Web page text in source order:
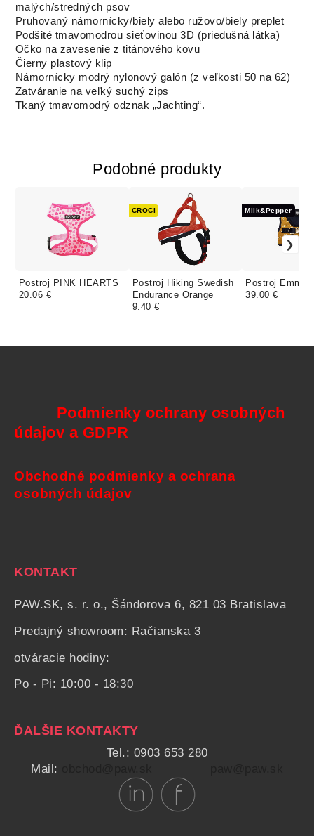
malých/stredných psov
Pruhovaný námornícky/biely alebo ružovo/biely preplet
Podšité tmavomodrou sieťovinou 3D (priedušná látka)
Očko na zavesenie z titánového kovu
Čierny plastový klip
Námornícky modrý nylonový galón (z veľkosti 50 na 62)
Zatváranie na veľký suchý zips
Tkaný tmavomodrý odznak „Jachting“.
Podobné produkty
Postroj PINK HEARTS
20.06 €
Postroj Hiking Swedish
Endurance Orange
CROCI
9.40 €
Postroj Emmy
Milk&Pepper
39.00 €
Podmienky ochrany osobných
údajov a GDPR
Obchodné podmienky a ochrana
osobných údajov
KONTAKT
PAW.SK, s. r. o., Šándorova 6, 821 03 Bratislava
Predajný showroom: Račianska 3
otváracie hodiny:
Po - Pi: 10:00 - 18:30
ĎALŠIE KONTAKTY
Tel.: 0903 653 280
Mail: